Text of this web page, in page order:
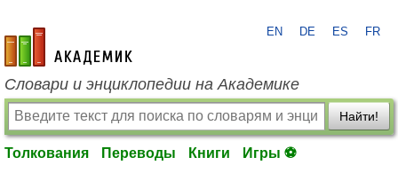
academic.ru
EN DE ES FR
Словари и энциклопедии на Академике
Найти!
Толкования Переводы Книги Игры ⚽